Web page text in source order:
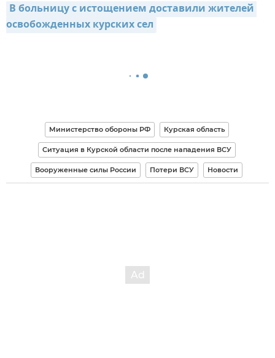
В больницу с истощением доставили жителей
освобожденных курских сел
Министерство обороны РФ Курская область
Ситуация в Курской области после нападения ВСУ
Вооруженные силы России Потери ВСУ Новости